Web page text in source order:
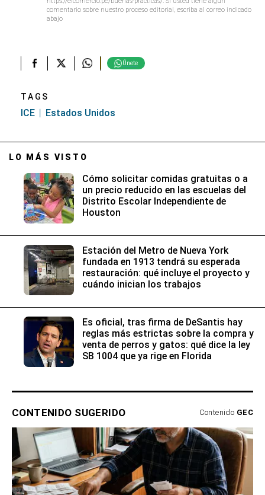
comentario sobre nuestro proceso editorial, escriba al correo indicado
abajo
Únete
TAGS
ICE Estados Unidos
LO MÁS VISTO
Cómo solicitar comidas gratuitas o a
un precio reducido en las escuelas del
Distrito Escolar Independiente de
Houston
Estación del Metro de Nueva York
fundada en 1913 tendrá su esperada
restauración: qué incluye el proyecto y
cuándo inician los trabajos
Es oficial, tras firma de DeSantis hay
reglas más estrictas sobre la compra y
venta de perros y gatos: qué dice la ley
SB 1004 que ya rige en Florida
CONTENIDO SUGERIDO Contenido GEC